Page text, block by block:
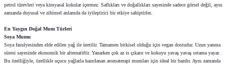
petrol türevleri veya kimyasal kokular içermez. Saflıkları ve doğallıkları sayesinde sadece görsel değil, aynı
zamanda duyusal ve zihinsel anlamda da iyileştirici bir etkiye sahiptirler.
En Yaygın Doğal Mum Türleri
Soya Mumu
Soya fasulyesinden elde edilen yağ ile üretilir. Tamamen bitkisel olduğu için vegan dostudur. Uzun yanma
süresi sayesinde ekonomik bir alternatiftir. Yanarken çok az is çıkarır ve kokuyu yavaş yavaş ortama yayar.
Bu özelliğiyle, özellikle uçucu yağlarla hazırlanan aromaterapi mumları için ideal bir bazdır. Aynı zamanda